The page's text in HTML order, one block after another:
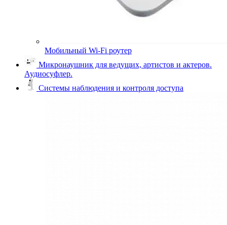
Мобильный Wi-Fi роутер
Микронаушник для ведущих, артистов и актеров.
Аудиосуфлер.
Системы наблюдения и контроля доступа